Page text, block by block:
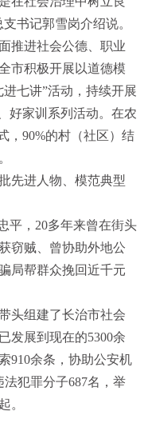
书记郭雪岗介绍说。
进社会公德、职业
市积极开展以道德模
进七讲”活动，持续开展
好家训系列活动。在农
， 90%的村（社区）结
进人物、模范典型
平， 20多年来曾在街头
窃贼、曾协助外地公
局帮群众挽回近千元
组建了长治市社会
发展到现在的5300余
910余条，协助公安机
法犯罪分子687名，举
。